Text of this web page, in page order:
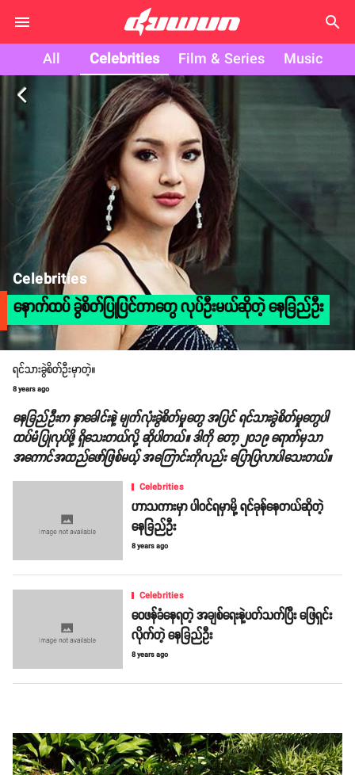
search
All Celebrities Film & Series Music
arrow_back_ios
Celebrities
နောက်ထပ် ခွဲစိတ်ပြုပြင်တာတွေ လုပ်ဦးမယ်ဆိုတဲ့ နေခြည်ဦး
ရင်သားခွဲစိတ်ဦးမှာတဲ့။
8 years ago
နေခြည်ဦးက နှာခေါင်းနဲ့ မျက်လုံးခွဲစိတ်မှုတွေ အပြင် ရင်သားခွဲစိတ်မှုတွေပါ
ထပ်မံပြုလုပ်ဖို့ ရှိသေးတယ်လို့ ဆိုပါတယ်။ ဒါကို တော့ ၂၀၁၉ ရောက်မှသာ
အကောင်အထည်ဖော်ဖြစ်မယ့် အကြောင်းကိုလည်း ပြောပြလာပါသေးတယ်။
Celebrities
ဟာသကားမှာ ပါဝင်ရမှာမို့ ရင်ခုန်နေတယ်ဆိုတဲ့
နေခြည်ဦး
8 years ago
Celebrities
ဝေဖန်ခံနေရတဲ့ အချစ်ရေးနဲ့ပတ်သက်ပြီး ဖြေရှင်း
လိုက်တဲ့ နေခြည်ဦး
8 years ago